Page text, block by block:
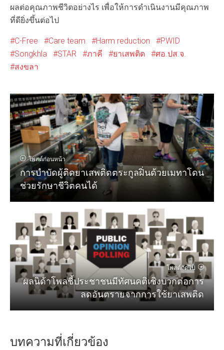
ผลต่อคุณภาพชีวิตอย่างไร เพื่อให้การดำเนินงานมีคุณภาพ
ที่ดียิ่งขึ้นต่อไป
C-Free Care team Harm reduction
PWID
Songkhla
STAR ภาคี ยาเสพติด
ศอ.ปส.จ.
สงขลา
โพสต์ก่อนหน้า
การบำบัดผู้ติดยาเสพติดตระกูลฝิ่นด้วยเมทาโดน
ช่วยรักษาชีวิตคนได้
โพสต์ถัดไป
ผลนิด้าโพลชี้ประชาชนมีทัศนคติเชิงบวกต่อการ
ลดอันตรายจากการใช้ยาเสพติด
บทความที่เกี่ยวข้อง